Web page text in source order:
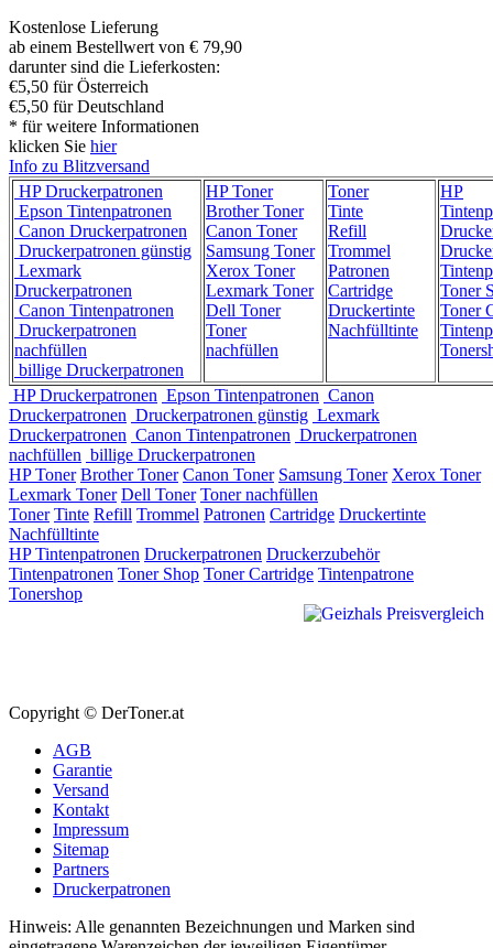
Kostenlose Lieferung
ab einem Bestellwert von € 79,90
darunter sind die Lieferkosten:
€5,50 für Österreich
€5,50 für Deutschland
* für weitere Informationen
klicken Sie hier
Info zu Blitzversand
HP Druckerpatronen
Epson Tintenpatronen
Canon Druckerpatronen
Druckerpatronen günstig
Lexmark
Druckerpatronen
Canon Tintenpatronen
Druckerpatronen
nachfüllen
billige Druckerpatronen
HP Toner
Brother Toner
Canon Toner
Samsung Toner
Xerox Toner
Lexmark Toner
Dell Toner
Toner
nachfüllen
Toner
Tinte
Refill
Trommel
Patronen
Cartridge
Druckertinte
Nachfülltinte
HP
Toner
Toner
HP Druckerpatronen Epson Tintenpatronen Canon
Druckerpatronen Druckerpatronen günstig Lexmark
Druckerpatronen Canon Tintenpatronen Druckerpatronen
nachfüllen billige Druckerpatronen
HP Toner Brother Toner Canon Toner Samsung Toner Xerox Toner
Lexmark Toner Dell Toner Toner nachfüllen
Toner Tinte Refill Trommel Patronen Cartridge Druckertinte
Nachfülltinte
HP Tintenpatronen Druckerpatronen Druckerzubehör
Tintenpatronen Toner Shop Toner Cartridge Tintenpatrone
Tonershop
Copyright © DerToner.at
AGB
Garantie
Versand
Kontakt
Impressum
Sitemap
Partners
Druckerpatronen
Hinweis: Alle genannten Bezeichnungen und Marken sind